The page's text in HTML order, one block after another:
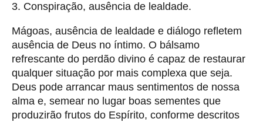
3. Conspiração, ausência de lealdade.
Mágoas, ausência de lealdade e diálogo refletem
ausência de Deus no íntimo. O bálsamo
refrescante do perdão divino é capaz de restaurar
qualquer situação por mais complexa que seja.
Deus pode arrancar maus sentimentos de nossa
alma e, semear no lugar boas sementes que
produzirão frutos do Espírito, conforme descritos